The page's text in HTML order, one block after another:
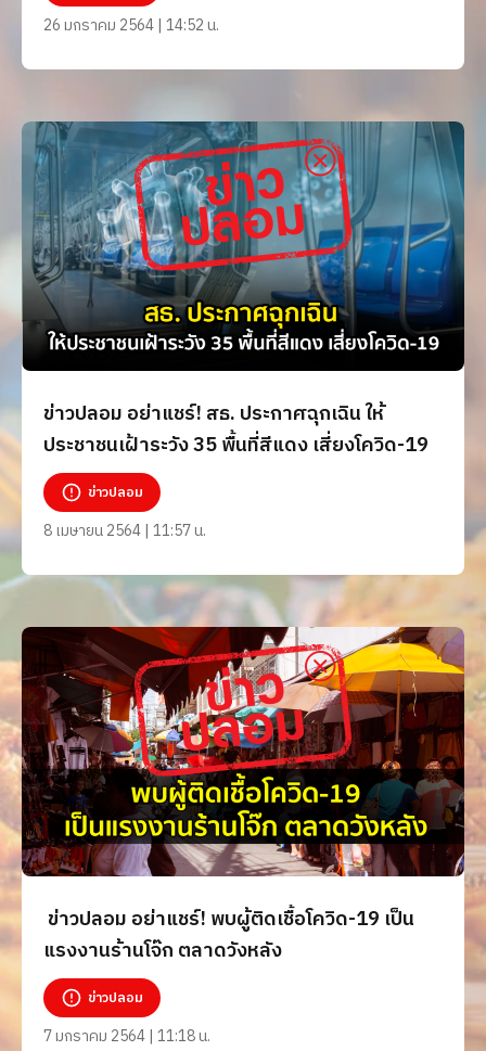
26 มกราคม 2564 | 14:52 น.
ข่าวปลอม อย่าแชร์! สธ. ประกาศฉุกเฉิน ให้
ประชาชนเฝ้าระวัง 35 พื้นที่สีแดง เสี่ยงโควิด-19
ข่าวปลอม
8 เมษายน 2564 | 11:57 น.
ข่าวปลอม อย่าแชร์! พบผู้ติดเชื้อโควิด-19 เป็น
แรงงานร้านโจ๊ก ตลาดวังหลัง
ข่าวปลอม
7 มกราคม 2564 | 11:18 น.